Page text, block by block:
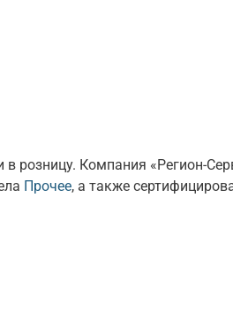
розницу. Компания «Регион-
Прочее, а также